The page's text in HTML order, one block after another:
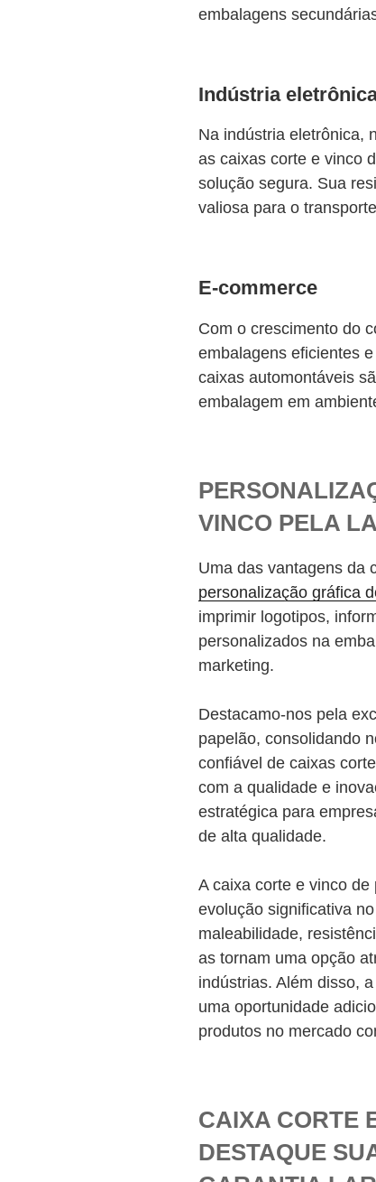
embalagens
Indústria
Na indústria eletrônica,
as caixas corte e vinco
solução segura. Sua
valiosa para o
E-commerce
Com o crescimento do
embalagens eficientes
caixas automontáveis
embalagem em
VINCO PELA
Uma das vantagens da
personalização gráfica
imprimir logotipos,
personalizados na
marketing.
Destacamo-nos pela
papelão, consolidando
confiável de caixas
com a qualidade e
estratégica para
de alta qualidade.
A caixa corte e vinco
evolução significativa
maleabilidade,
as tornam uma opção
indústrias. Além disso,
uma oportunidade
produtos no mercado
CAIXA CORTE
DESTAQUE